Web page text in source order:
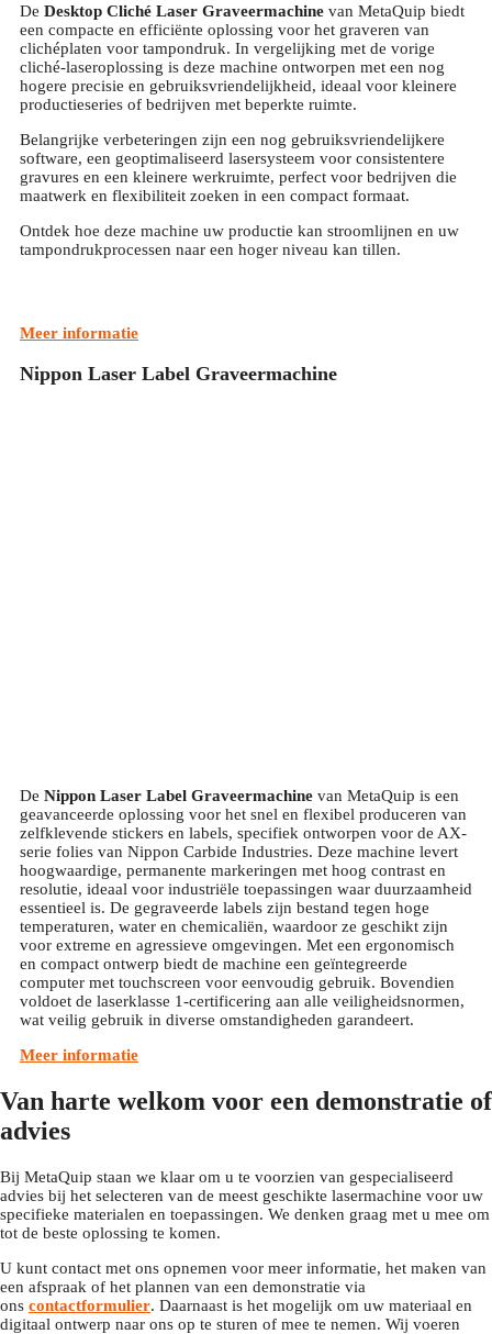
De Desktop Cliché Laser Graveermachine van MetaQuip biedt
een compacte en efficiënte oplossing voor het graveren van
clichéplaten voor tampondruk. In vergelijking met de vorige
cliché-laseroplossing is deze machine ontworpen met een nog
hogere precisie en gebruiksvriendelijkheid, ideaal voor kleinere
productieseries of bedrijven met beperkte ruimte.
Belangrijke verbeteringen zijn een nog gebruiksvriendelijkere
software, een geoptimaliseerd lasersysteem voor consistentere
gravures en een kleinere werkruimte, perfect voor bedrijven die
maatwerk en flexibiliteit zoeken in een compact formaat.
Ontdek hoe deze machine uw productie kan stroomlijnen en uw
tampondrukprocessen naar een hoger niveau kan tillen.
Meer informatie
Nippon Laser Label Graveermachine
De Nippon Laser Label Graveermachine van MetaQuip is een
geavanceerde oplossing voor het snel en flexibel produceren van
zelfklevende stickers en labels, specifiek ontworpen voor de AX-
serie folies van Nippon Carbide Industries. Deze machine levert
hoogwaardige, permanente markeringen met hoog contrast en
resolutie, ideaal voor industriële toepassingen waar duurzaamheid
essentieel is. De gegraveerde labels zijn bestand tegen hoge
temperaturen, water en chemicaliën, waardoor ze geschikt zijn
voor extreme en agressieve omgevingen. Met een ergonomisch
en compact ontwerp biedt de machine een geïntegreerde
computer met touchscreen voor eenvoudig gebruik. Bovendien
voldoet de laserklasse 1-certificering aan alle veiligheidsnormen,
wat veilig gebruik in diverse omstandigheden garandeert.
Meer informatie
Van harte welkom voor een demonstratie of
advies
Bij MetaQuip staan we klaar om u te voorzien van gespecialiseerd
advies bij het selecteren van de meest geschikte lasermachine voor uw
specifieke materialen en toepassingen. We denken graag met u mee om
tot de beste oplossing te komen.
U kunt contact met ons opnemen voor meer informatie, het maken van
een afspraak of het plannen van een demonstratie via
ons contactformulier. Daarnaast is het mogelijk om uw materiaal en
digitaal ontwerp naar ons op te sturen of mee te nemen. Wij voeren